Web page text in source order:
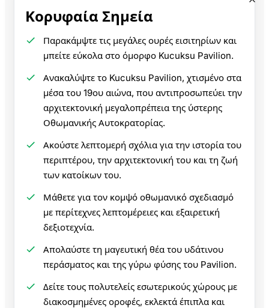
Κορυφαία Σημεία
Παρακάμψτε τις μεγάλες ουρές εισιτηρίων και
μπείτε εύκολα στο όμορφο Kucuksu Pavilion.
Ανακαλύψτε το Kucuksu Pavilion, χτισμένο στα
μέσα του 19ου αιώνα, που αντιπροσωπεύει την
αρχιτεκτονική μεγαλοπρέπεια της ύστερης
Οθωμανικής Αυτοκρατορίας.
Ακούστε λεπτομερή σχόλια για την ιστορία του
περιπτέρου, την αρχιτεκτονική του και τη ζωή
των κατοίκων του.
Μάθετε για τον κομψό οθωμανικό σχεδιασμό
με περίτεχνες λεπτομέρειες και εξαιρετική
δεξιοτεχνία.
Απολαύστε τη μαγευτική θέα του υδάτινου
περάσματος και της γύρω φύσης του Pavilion.
Δείτε τους πολυτελείς εσωτερικούς χώρους με
διακοσμημένες οροφές, εκλεκτά έπιπλα και